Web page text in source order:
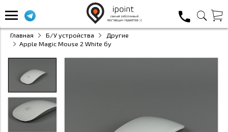
Главная Б/У устройства
Другие
Apple Magic Mouse 2 White бу